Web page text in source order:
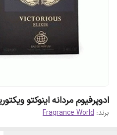
ادوپرفیوم مردانه اینوکتو
برند: Fragrance World